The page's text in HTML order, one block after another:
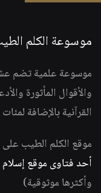
موسوعة الكلم
موسوعة علمية تضم
والأقوال المأثورة
القرآنية بالإضافة
موقع الكلم الطيب
أحد فتاوى موقع
وأكثرها موثوقية)